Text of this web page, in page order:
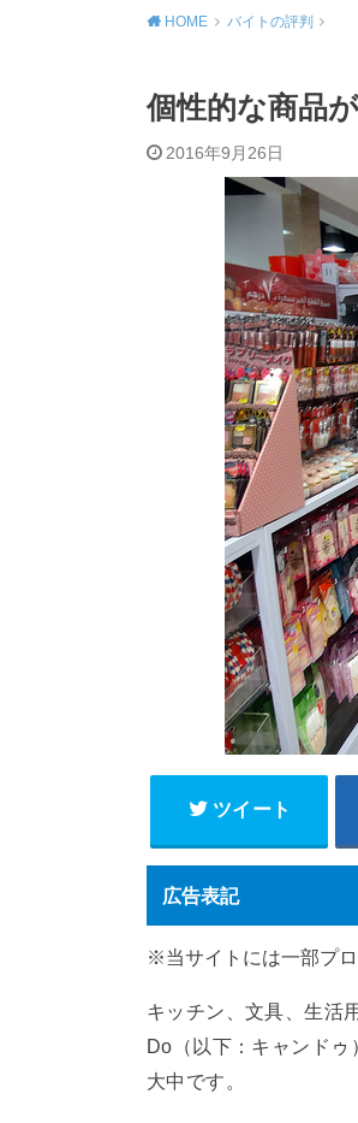
HOME バイトの評判
個性的な商品
2016年9月26日
ツイート
広告表記
※当サイトには一部プロ
キッチン、文具、生活
Do（以下：キャンド
大中です。